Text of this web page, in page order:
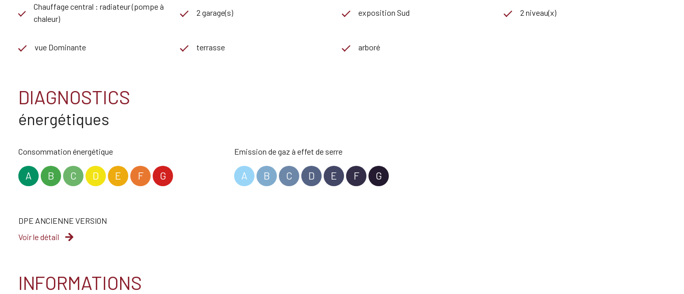
Chauffage central : radiateur (pompe à
chaleur)
2 garage(s) exposition Sud 2 niveau(x)
vue Dominante terrasse arboré
DIAGNOSTICS
énergétiques
Consommation énergétique
A B C D E F G
Emission de gaz à effet de serre
A B C D E F G
DPE ANCIENNE VERSION
Voir le détail
INFORMATIONS